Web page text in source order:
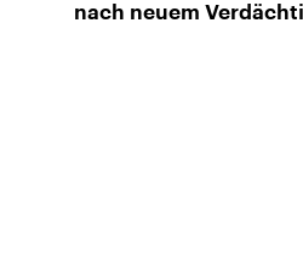
nach neuem